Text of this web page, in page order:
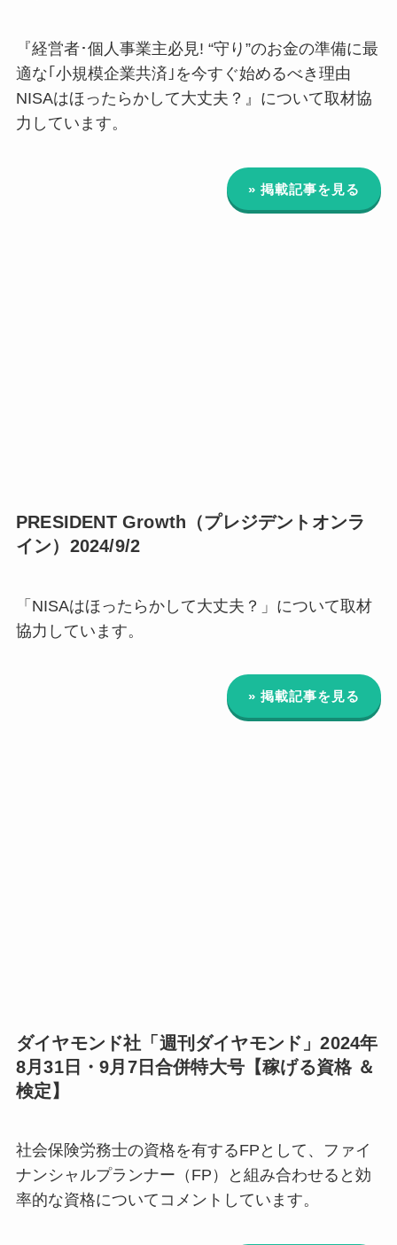
『経営者･個人事業主必見! “守り”のお金の準備に最
適な｢小規模企業共済｣を今すぐ始めるべき理由
NISAはほったらかして大丈夫？』について取材協
力しています。
» 掲載記事を見る
PRESIDENT Growth（プレジデントオンラ
イン）2024/9/2
「NISAはほったらかして大丈夫？」について取材
協力しています。
» 掲載記事を見る
ダイヤモンド社「週刊ダイヤモンド」2024年
8月31日・9月7日合併特大号【稼げる資格 ＆
検定】
社会保険労務士の資格を有するFPとして、ファイ
ナンシャルプランナー（FP）と組み合わせると効
率的な資格についてコメントしています。